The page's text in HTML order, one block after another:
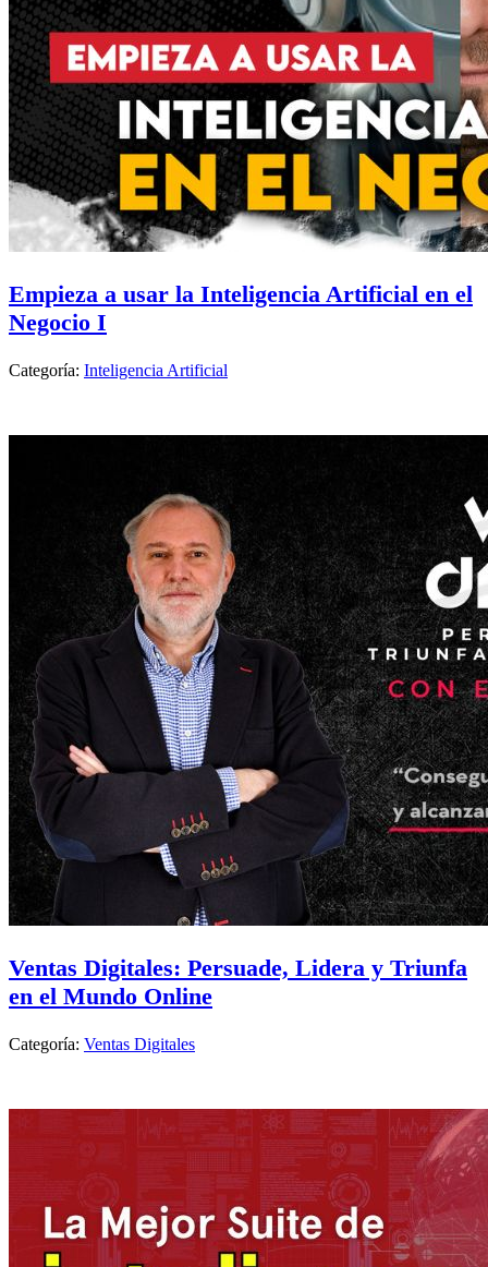
Empieza a usar la Inteligencia Artificial en el
Negocio I
Categoría: Inteligencia Artificial
Ventas Digitales: Persuade, Lidera y Triunfa
en el Mundo Online
Categoría: Ventas Digitales